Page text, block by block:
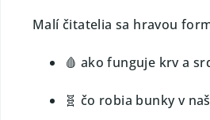
Malí čitatelia sa hravou
🩸 ako funguje krv a
🧬 čo robia bunky v